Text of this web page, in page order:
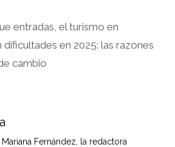
entradas, el turismo en
dificultades en 2025: las razones
cambio
Fernández, la redactora